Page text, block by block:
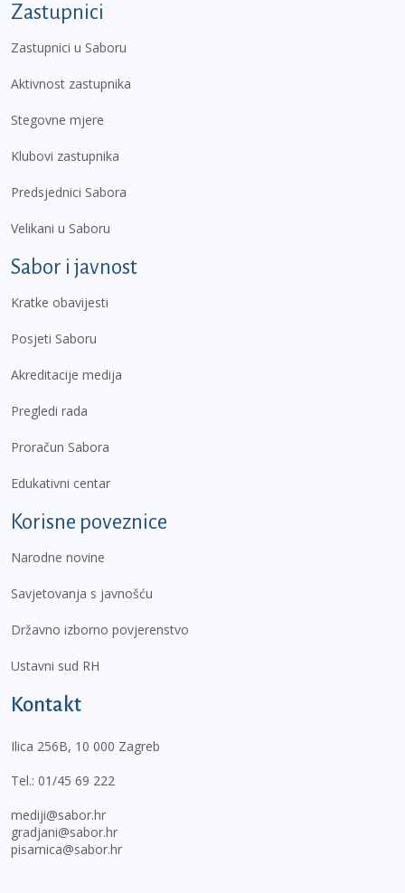
Zastupnici
Zastupnici u Saboru
Aktivnost zastupnika
Stegovne mjere
Klubovi zastupnika
Predsjednici Sabora
Velikani u Saboru
Sabor i javnost
Kratke obavijesti
Posjeti Saboru
Akreditacije medija
Pregledi rada
Proračun Sabora
Edukativni centar
Korisne poveznice
Narodne novine
Savjetovanja s javnošću
Državno izborno povjerenstvo
Ustavni sud RH
Kontakt
Ilica 256B, 10 000 Zagreb
Tel.: 01/45 69 222
mediji@sabor.hr
gradjani@sabor.hr
pisarnica@sabor.hr